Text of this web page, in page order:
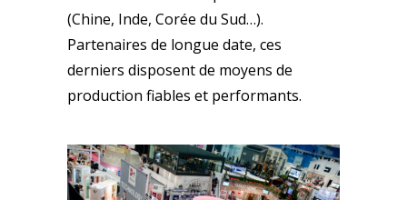
(Chine, Inde, Corée du Sud…).
Partenaires de longue date, ces
derniers disposent de moyens de
production fiables et performants.